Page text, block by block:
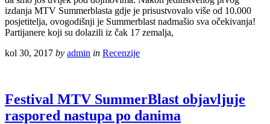
izdanja MTV Summerblasta gdje je prisustvovalo više od 10.000
posjetitelja, ovogodišnji je Summerblast nadmašio sva očekivanja!
Partijanere koji su dolazili iz čak 17 zemalja,
kol 30, 2017 by admin in Recenzije
Festival MTV SummerBlast objavljuje
raspored nastupa po danima